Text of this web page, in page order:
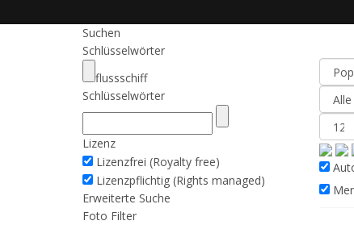
Suchen
Schlüsselwörter
flussschiff
Schlüsselwörter
Lizenz
Lizenzfrei (Royalty free)
Lizenzpflichtig (Rights managed)
Erweiterte Suche
Foto Filter